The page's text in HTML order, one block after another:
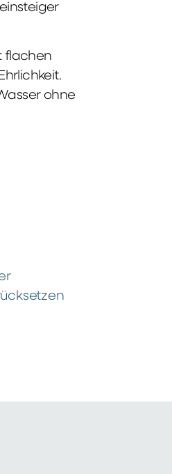
flachen
ohne